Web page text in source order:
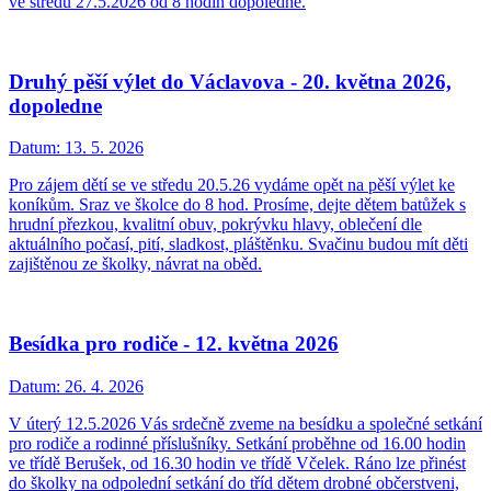
Druhý pěší výlet do Václavova - 20. května 2026,
dopoledne
Datum: 13. 5. 2026
Pro zájem dětí se ve středu 20.5.26 vydáme opět na pěší výlet ke
koníkům. Sraz ve školce do 8 hod. Prosíme, dejte dětem batůžek s
hrudní přezkou, kvalitní obuv, pokrývku hlavy, oblečení dle
aktuálního počasí, pití, sladkost, pláštěnku. Svačinu budou mít děti
zajištěnou ze školky, návrat na oběd.
Besídka pro rodiče - 12. května 2026
Datum: 26. 4. 2026
V úterý 12.5.2026 Vás srdečně zveme na besídku a společné setkání
pro rodiče a rodinné příslušníky. Setkání proběhne od 16.00 hodin
ve třídě Berušek, od 16.30 hodin ve třídě Včelek. Ráno lze přinést
do školky na odpolední setkání do tříd dětem drobné občerstveni,